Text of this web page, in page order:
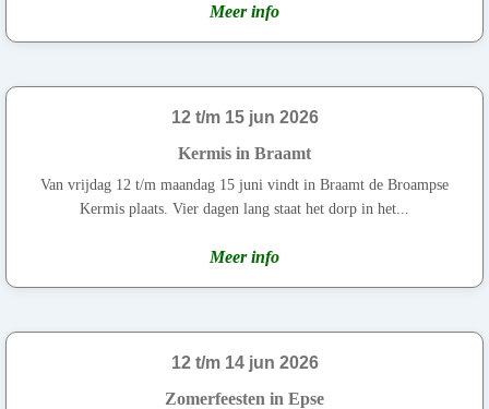
Meer info
12 t/m 15 jun 2026
Kermis in Braamt
Van vrijdag 12 t/m maandag 15 juni vindt in Braamt de Broampse
Kermis plaats. Vier dagen lang staat het dorp in het...
Meer info
12 t/m 14 jun 2026
Zomerfeesten in Epse